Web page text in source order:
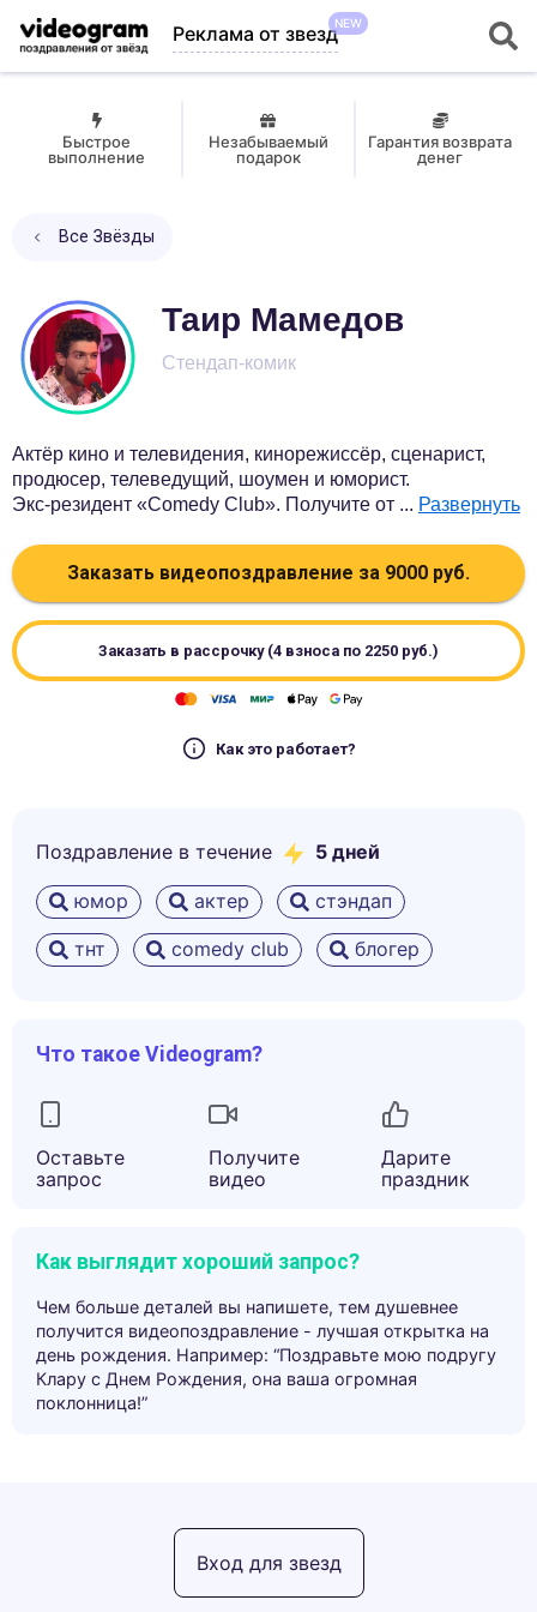
Реклама от звездNEW
Быстрое
выполнение
Незабываемый
подарок
Гарантия возврата
денег
Все Звёзды
Таир Мамедов
Стендап-комик
Актёр кино и телевидения, кинорежиссёр, сценарист,
продюсер, телеведущий, шоумен и юморист.
Экс-резидент «Comedy Club». Получите от ... Развернуть
Заказать видеопоздравление за 9000 руб.
Заказать в рассрочку (4 взноса по 2250 руб.)
Как это работает?
Поздравление в течение 5 дней
юмор актер
стэндап
тнт
comedy club блогер
Что такое Videogram?
Оставьте
запрос
Получите
видео
Дарите
праздник
Как выглядит хороший запрос?
Чем больше деталей вы напишете, тем душевнее
получится видеопоздравление - лучшая открытка на
день рождения. Например: “Поздравьте мою подругу
Клару с Днем Рождения, она ваша огромная
поклонница!”
Вход для звезд